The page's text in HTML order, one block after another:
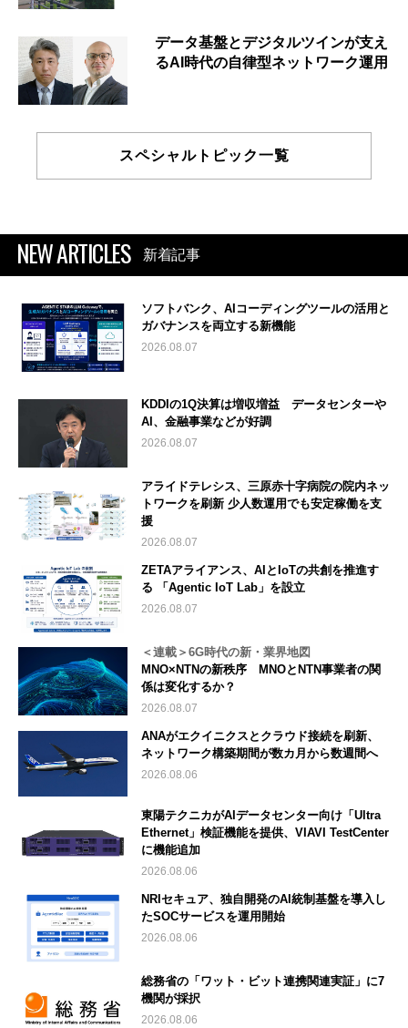
データ基盤とデジタルツインが支え
るAI時代の自律型ネットワーク運用
スペシャルトピック一覧
NEW ARTICLES 新着記事
ソフトバンク、AIコーディングツールの活用と
ガバナンスを両立する新機能
2026.08.07
KDDIの1Q決算は増収増益 データセンターや
AI、金融事業などが好調
2026.08.07
アライドテレシス、三原赤十字病院の院内ネッ
トワークを刷新 少人数運用でも安定稼働を支
援
2026.08.07
ZETAアライアンス、AIとIoTの共創を推進す
る 「Agentic IoT Lab」を設立
2026.08.07
＜連載＞6G時代の新・業界地図
MNO×NTNの新秩序 MNOとNTN事業者の関
係は変化するか？
2026.08.07
ANAがエクイニクスとクラウド接続を刷新、
ネットワーク構築期間が数カ月から数週間へ
2026.08.06
東陽テクニカがAIデータセンター向け「Ultra
Ethernet」検証機能を提供、VIAVI TestCenter
に機能追加
2026.08.06
NRIセキュア、独自開発のAI統制基盤を導入し
たSOCサービスを運用開始
2026.08.06
総務省の「ワット・ビット連携関連実証」に7
機関が採択
2026.08.06